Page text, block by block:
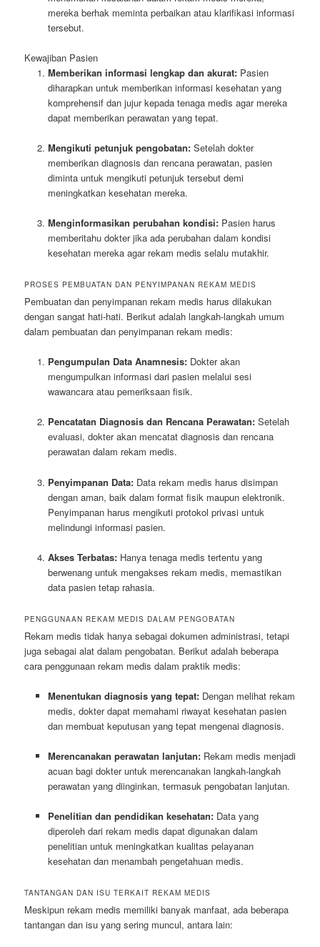
mereka berhak meminta perbaikan atau klarifikasi informasi
tersebut.
Kewajiban Pasien
Memberikan informasi lengkap dan akurat:Pasien
diharapkan untuk memberikan informasi kesehatan yang
komprehensif dan jujur kepada tenaga medis agar mereka
dapat memberikan perawatan yang tepat.
Mengikuti petunjuk pengobatan:Setelah dokter
memberikan diagnosis dan rencana perawatan, pasien
diminta untuk mengikuti petunjuk tersebut demi
meningkatkan kesehatan mereka.
Menginformasikan perubahan kondisi:Pasien harus
memberitahu dokter jika ada perubahan dalam kondisi
kesehatan mereka agar rekam medis selalu mutakhir.
PROSES PEMBUATAN DAN PENYIMPANAN REKAM MEDIS
Pembuatan dan penyimpanan rekam medis harus dilakukan
dengan sangat hati-hati. Berikut adalah langkah-langkah umum
dalam pembuatan dan penyimpanan rekam medis:
Pengumpulan Data Anamnesis:Dokter akan
mengumpulkan informasi dari pasien melalui sesi
wawancara atau pemeriksaan fisik.
Pencatatan Diagnosis dan Rencana Perawatan:Setelah
evaluasi, dokter akan mencatat diagnosis dan rencana
perawatan dalam rekam medis.
Penyimpanan Data:Data rekam medis harus disimpan
dengan aman, baik dalam format fisik maupun elektronik.
Penyimpanan harus mengikuti protokol privasi untuk
melindungi informasi pasien.
Akses Terbatas:Hanya tenaga medis tertentu yang
berwenang untuk mengakses rekam medis, memastikan
data pasien tetap rahasia.
PENGGUNAAN REKAM MEDIS DALAM PENGOBATAN
Rekam medis tidak hanya sebagai dokumen administrasi, tetapi
juga sebagai alat dalam pengobatan. Berikut adalah beberapa
cara penggunaan rekam medis dalam praktik medis:
Menentukan diagnosis yang tepat:Dengan melihat rekam
medis, dokter dapat memahami riwayat kesehatan pasien
dan membuat keputusan yang tepat mengenai diagnosis.
Merencanakan perawatan lanjutan:Rekam medis menjadi
acuan bagi dokter untuk merencanakan langkah-langkah
perawatan yang diinginkan, termasuk pengobatan lanjutan.
Penelitian dan pendidikan kesehatan:Data yang
diperoleh dari rekam medis dapat digunakan dalam
penelitian untuk meningkatkan kualitas pelayanan
kesehatan dan menambah pengetahuan medis.
TANTANGAN DAN ISU TERKAIT REKAM MEDIS
Meskipun rekam medis memiliki banyak manfaat, ada beberapa
tantangan dan isu yang sering muncul, antara lain: